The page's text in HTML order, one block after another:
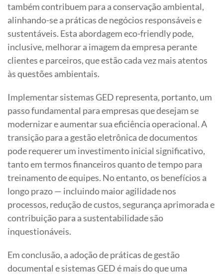
também contribuem para a conservação ambiental,
alinhando-se a práticas de negócios responsáveis e
sustentáveis. Esta abordagem eco-friendly pode,
inclusive, melhorar a imagem da empresa perante
clientes e parceiros, que estão cada vez mais atentos
às questões ambientais.
Implementar sistemas GED representa, portanto, um
passo fundamental para empresas que desejam se
modernizar e aumentar sua eficiência operacional. A
transição para a gestão eletrônica de documentos
pode requerer um investimento inicial significativo,
tanto em termos financeiros quanto de tempo para
treinamento de equipes. No entanto, os benefícios a
longo prazo — incluindo maior agilidade nos
processos, redução de custos, segurança aprimorada e
contribuição para a sustentabilidade são
inquestionáveis.
Em conclusão, a adoção de práticas de gestão
documental e sistemas GED é mais do que uma